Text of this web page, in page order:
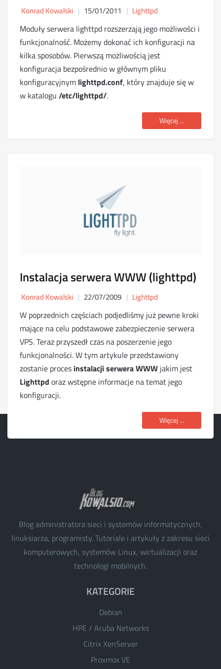
Konrad Kowalski 15/01/2011 Lighttpd
Moduły serwera lighttpd rozszerzają jego możliwości i
funkcjonalność. Możemy dokonać ich konfiguracji na
kilka sposobów. Pierwszą możliwością jest
konfiguracja bezpośrednio w głównym pliku
konfiguracyjnym lighttpd.conf, który znajduje się w
w katalogu /etc/lighttpd/.
Więcej ...
Instalacja serwera WWW (lighttpd)
Konrad Kowalski 22/07/2009 Lighttpd
W poprzednich częściach podjedliśmy już pewne kroki
mające na celu podstawowe zabezpieczenie serwera
VPS. Teraz przyszedł czas na poszerzenie jego
funkcjonalności. W tym artykule przedstawiony
zostanie proces instalacji serwera WWW jakim jest
Lighttpd oraz wstępne informacje na temat jego
konfiguracji.
Więcej ...
Blog administratora sieci i systemów informatycznych,
linuksiarza, programisty. Tutoriale i artykuły z zakresu sieci
komputerowych, systemów Linux, wirtualizacji oraz
technologi mobilnych.
KATEGORIE
Debian
HPE / Aruba Networks
Citrix XenServer
Proxmox VE